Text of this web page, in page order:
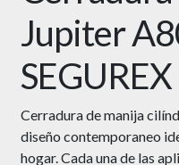
Jupiter
SEGUREX
Cerradura de manija
diseño contemporaneo
hogar. Cada una de las